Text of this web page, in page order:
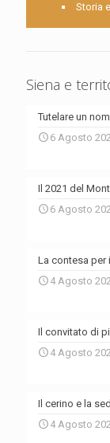
Storia
Siena e
Tutelare un
6 Agosto
Il 2021 del
6 Agosto
La contesa per
4 Agosto
Il convitato di
4 Agosto
Il cerino e la
4 Agosto